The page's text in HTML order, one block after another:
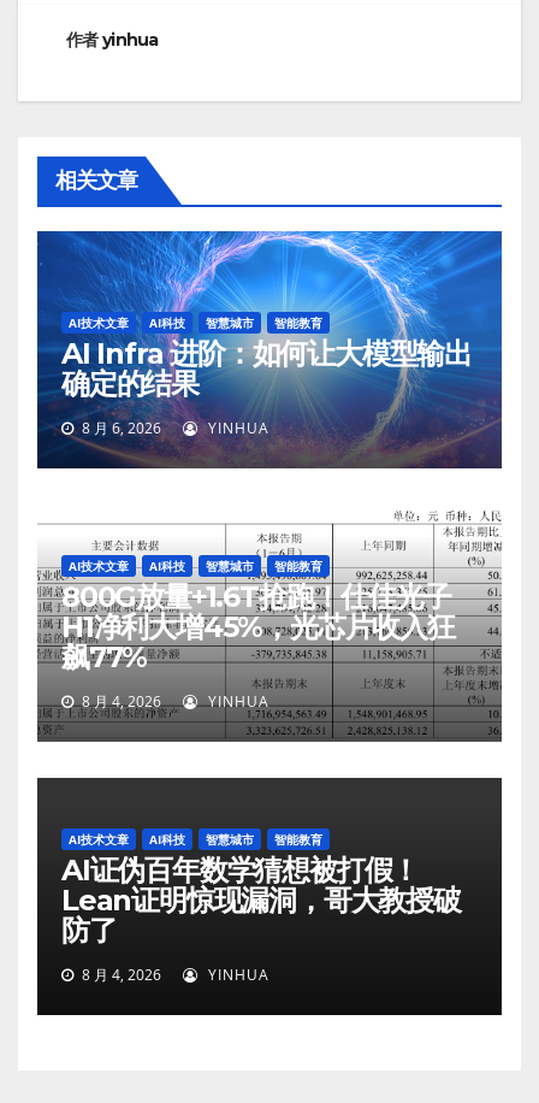
作者yinhua
相关文章
AI技术文章 AI科技 智慧城市 智能教育
AI Infra 进阶：如何让大模型输出
确定的结果
8 月 6, 2026 YINHUA
AI技术文章 AI科技 智慧城市 智能教育
800G放量+1.6T抢跑！仕佳光子
H1净利大增45%，光芯片收入狂
飙77%
8 月 4, 2026 YINHUA
AI技术文章 AI科技 智慧城市 智能教育
AI证伪百年数学猜想被打假！
Lean证明惊现漏洞，哥大教授破
防了
8 月 4, 2026 YINHUA